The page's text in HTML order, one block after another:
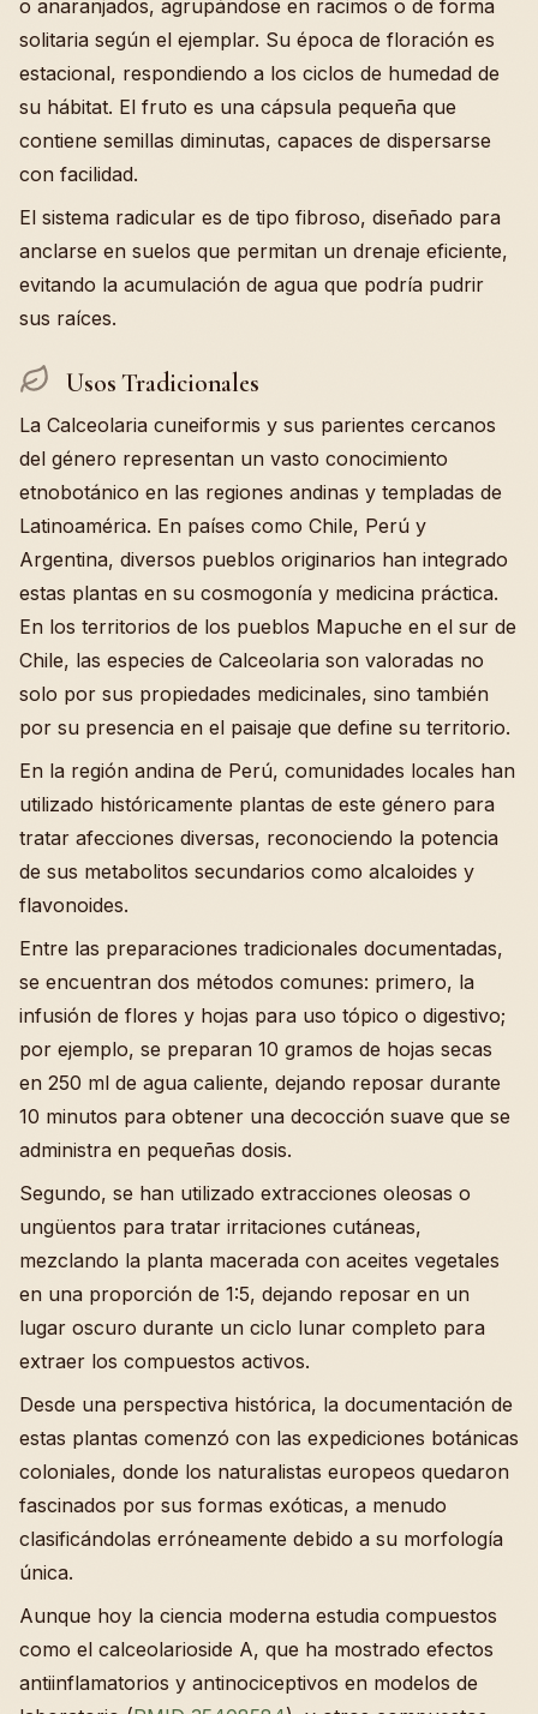
o anaranjados, agrupándose en racimos o de forma
solitaria según el ejemplar. Su época de floración es
estacional, respondiendo a los ciclos de humedad de
su hábitat. El fruto es una cápsula pequeña que
contiene semillas diminutas, capaces de dispersarse
con facilidad.
El sistema radicular es de tipo fibroso, diseñado para
anclarse en suelos que permitan un drenaje eficiente,
evitando la acumulación de agua que podría pudrir
sus raíces.
Usos Tradicionales
La Calceolaria cuneiformis y sus parientes cercanos
del género representan un vasto conocimiento
etnobotánico en las regiones andinas y templadas de
Latinoamérica. En países como Chile, Perú y
Argentina, diversos pueblos originarios han integrado
estas plantas en su cosmogonía y medicina práctica.
En los territorios de los pueblos Mapuche en el sur de
Chile, las especies de Calceolaria son valoradas no
solo por sus propiedades medicinales, sino también
por su presencia en el paisaje que define su territorio.
En la región andina de Perú, comunidades locales han
utilizado históricamente plantas de este género para
tratar afecciones diversas, reconociendo la potencia
de sus metabolitos secundarios como alcaloides y
flavonoides.
Entre las preparaciones tradicionales documentadas,
se encuentran dos métodos comunes: primero, la
infusión de flores y hojas para uso tópico o digestivo;
por ejemplo, se preparan 10 gramos de hojas secas
en 250 ml de agua caliente, dejando reposar durante
10 minutos para obtener una decocción suave que se
administra en pequeñas dosis.
Segundo, se han utilizado extracciones oleosas o
ungüentos para tratar irritaciones cutáneas,
mezclando la planta macerada con aceites vegetales
en una proporción de 1:5, dejando reposar en un
lugar oscuro durante un ciclo lunar completo para
extraer los compuestos activos.
Desde una perspectiva histórica, la documentación de
estas plantas comenzó con las expediciones botánicas
coloniales, donde los naturalistas europeos quedaron
fascinados por sus formas exóticas, a menudo
clasificándolas erróneamente debido a su morfología
única.
Aunque hoy la ciencia moderna estudia compuestos
como el calceolarioside A, que ha mostrado efectos
antiinflamatorios y antinociceptivos en modelos de